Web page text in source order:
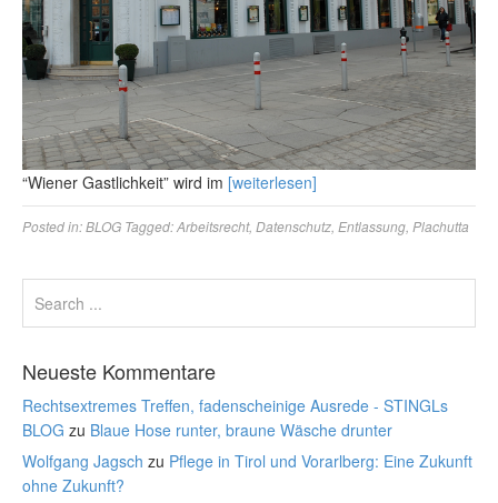
“Wiener Gastlichkeit” wird im [weiterlesen]
Posted in:BLOG Tagged:Arbeitsrecht, Datenschutz Entlassung Plachutta
Neueste Kommentare
Rechtsextremes Treffen, fadenscheinige Ausrede - STINGLs
BLOG zu Blaue Hose runter, braune Wäsche drunter
Wolfgang Jagsch zu Pflege in Tirol und Vorarlberg: Eine Zukunft
ohne Zukunft?